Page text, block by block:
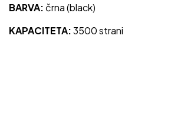
črna,
količina
BARVA: črna (black)
KAPACITETA:3500 strani